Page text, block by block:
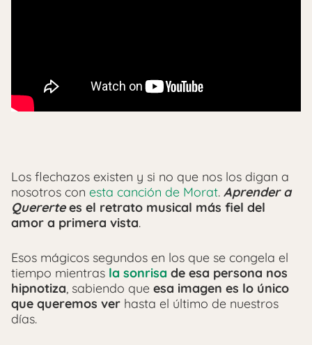
Los flechazos existen y si no que nos los digan a
nosotros con esta canción de Morat. Aprender a
Quererte es el retrato musical más fiel del
amor a primera vista.
Esos mágicos segundos en los que se congela el
tiempo mientras la sonrisa de esa persona nos
hipnotiza, sabiendo que esa imagen es lo único
que queremos ver hasta el último de nuestros
días.